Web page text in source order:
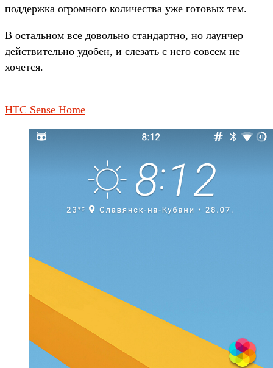
поддержка огромного количества уже готовых тем.
В остальном все довольно стандартно, но лаунчер
действительно удобен, и слезать с него совсем не
хочется.
HTC Sense Home